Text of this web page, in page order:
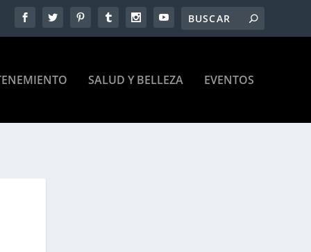
SALUD Y BELLEZA EVENTOS